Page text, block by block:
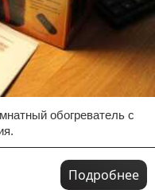
обогреватель с
Подробнее